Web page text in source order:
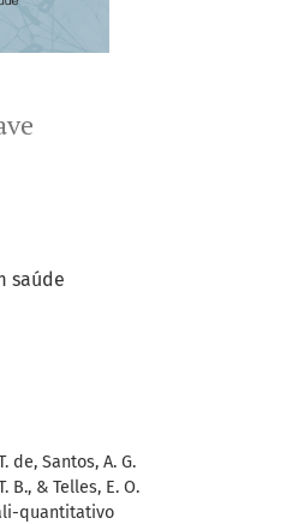
saúde
de, Santos, A. G.
B., & Telles, E. O.
quantitativo